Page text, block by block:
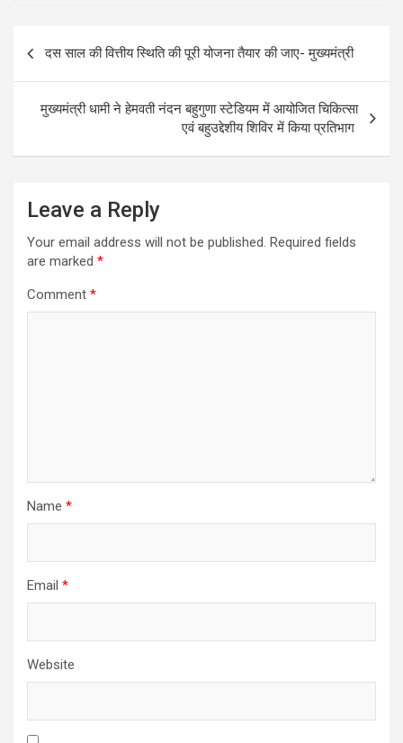
b
o
o
s
A
p
e
दस साल की वित्तीय स्थिति की पूरी योजना तैयार की जाए- मुख्यमंत्री
मुख्यमंत्री धामी ने हेमवती नंदन बहुगुणा स्टेडियम में आयोजित चिकित्सा
एवं बहुउद्देशीय शिविर में किया प्रतिभाग
Leave a Reply
Your email address will not be published. Required fields
are marked *
Comment *
Name *
Email *
Website